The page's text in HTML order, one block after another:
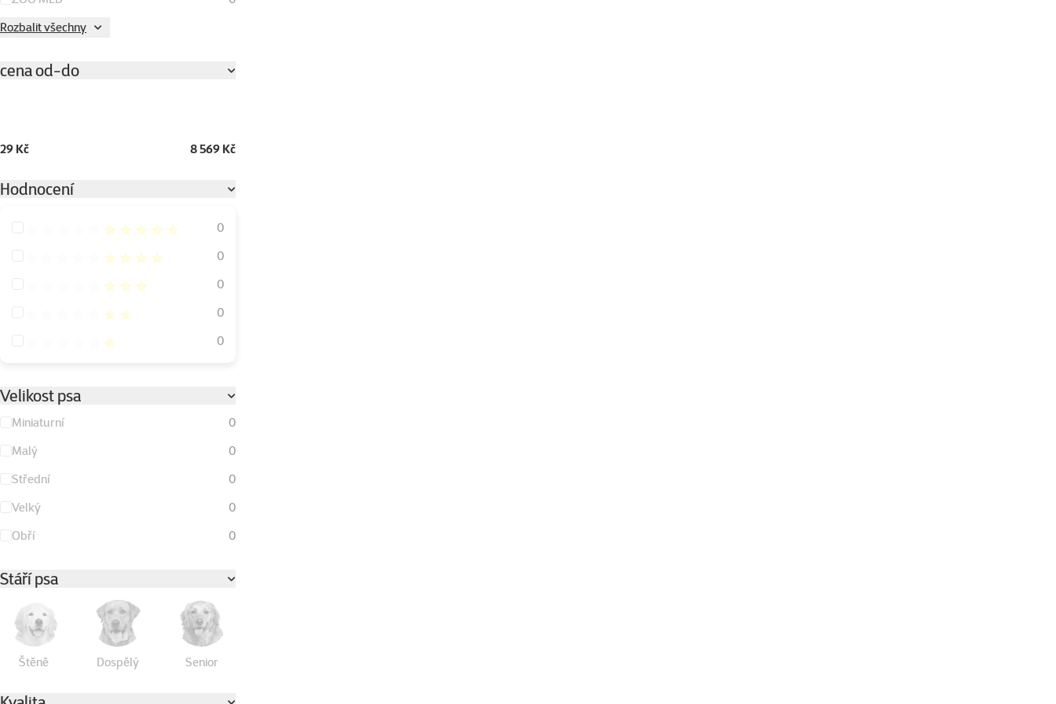
Rozbalit všechny
cena od-do
29 Kč 8 569 Kč
Hodnocení
Hodnocení 100%
0
Hodnocení 80%
0
Hodnocení 60%
0
Hodnocení 40%
0
Hodnocení 20%
0
Velikost psa
Miniaturní
0
Malý
0
Střední
0
Velký
0
Obří
0
Stáří psa
Štěně Dospělý Senior